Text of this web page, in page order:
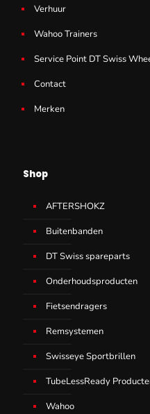
Verhuur
Wahoo Trainers
Service Point DT Swiss
Contact
Merken
Shop
AFTERSHOKZ
Buitenbanden
DT Swiss spareparts
Onderhoudsproducten
Fietsendragers
Remsystemen
Swisseye Sportbrillen
TubeLessReady
Wahoo